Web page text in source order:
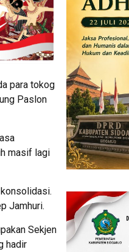
para tokog
Paslon
masif lagi
konsolidasi.
Jamhuri.
Sekjen
hadir